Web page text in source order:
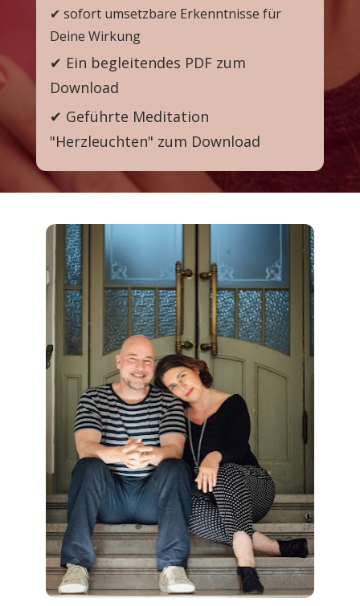
✔ sofort umsetzbare Erkenntnisse für
Deine Wirkung
✔ Ein begleitendes PDF zum
Download
✔ Geführte Meditation
"Herzleuchten" zum Download